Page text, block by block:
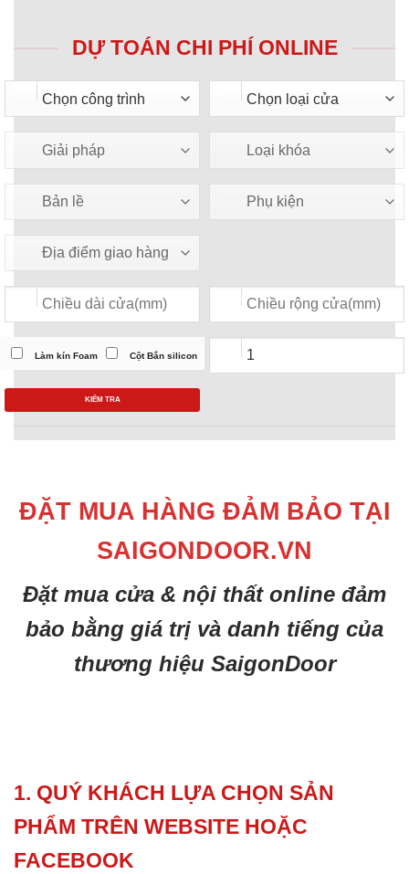
DỰ TOÁN CHI PHÍ ONLINE
Làm kín Foam Cột Bắn silicon
KIỂM TRA
ĐẶT MUA HÀNG ĐẢM BẢO TẠI
SAIGONDOOR.VN
Đặt mua cửa & nội thất online đảm
bảo bằng giá trị và danh tiếng của
thương hiệu SaigonDoor
1. QUÝ KHÁCH LỰA CHỌN SẢN
PHẨM TRÊN WEBSITE HOẶC
FACEBOOK